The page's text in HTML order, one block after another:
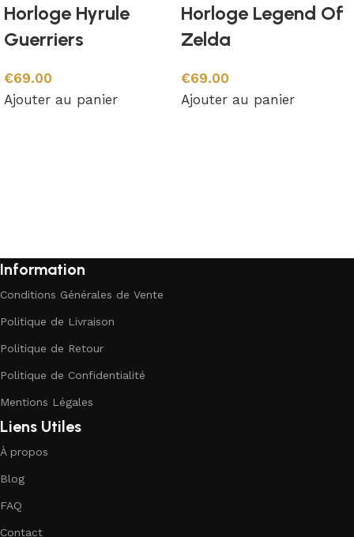
Horloge Hyrule
Guerriers
€69.00
Ajouter au panier
Horloge Legend Of
Zelda
€69.00
Ajouter au panier
Information
Conditions Générales de Vente
Politique de Livraison
Politique de Retour
Politique de Confidentialité
Mentions Légales
Liens Utiles
À propos
Blog
FAQ
Contact